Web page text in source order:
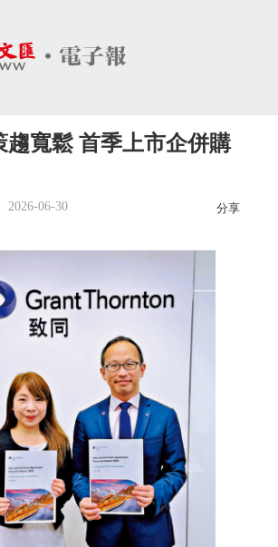
趨寬鬆 首季上市企併購
2026-06-30 分享